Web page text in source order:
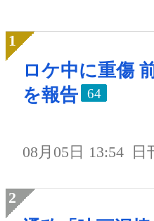
ロケ中に重傷
を報告
64
08月05日 13:54 日